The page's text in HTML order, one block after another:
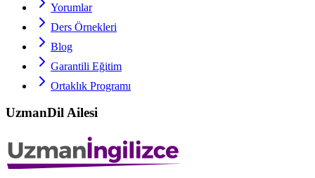
Yorumlar
Ders Örnekleri
Blog
Garantili Eğitim
Ortaklık Programı
UzmanDil Ailesi